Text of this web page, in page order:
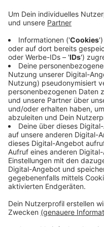
Anzeige
Die Frau soll auf der
gewesen sein, als sie
soll sie an den Haaren
zu küssen. Außerdem
unsittlich berührt
geschrien. Mehrere
aufmerksam geworden.
Er soll um die 25 Jahre
gewesen sein.
Haare und einen kurzen
Anzeige